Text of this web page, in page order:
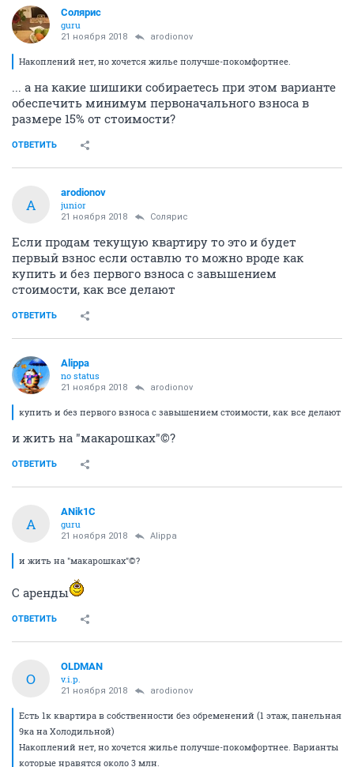
Солярис
guru
21 ноября 2018 arodionov
Накоплений нет, но хочется жилье получше-покомфортнее.
... а на какие шишики собираетесь при этом варианте
обеспечить минимум первоначального взноса в
размере 15% от стоимости?
ОТВЕТИТЬ
A
arodionov
junior
21 ноября 2018 Солярис
Если продам текущую квартиру то это и будет
первый взнос если оставлю то можно вроде как
купить и без первого взноса с завышением
стоимости, как все делают
ОТВЕТИТЬ
Alippa
no status
21 ноября 2018 arodionov
купить и без первого взноса с завышением стоимости, как все делают
и жить на "макарошках"©?
ОТВЕТИТЬ
A
ANik1C
guru
21 ноября 2018 Alippa
и жить на "макарошках"©?
С аренды
ОТВЕТИТЬ
O
OLDMAN
v.i.p.
21 ноября 2018 arodionov
Есть 1к квартира в собственности без обременений (1 этаж, панельная
9ка на Холодильной)
Накоплений нет, но хочется жилье получше-покомфортнее. Варианты
которые нравятся около 3 млн.